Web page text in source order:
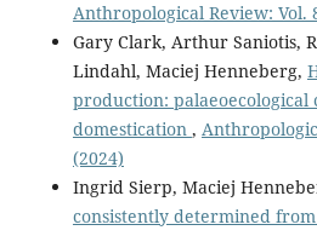
Anthropological Review: Vol.
Gary Clark, Arthur Saniotis,
Lindahl, Maciej Henneberg,
production: palaeoecological
domestication ,
(2024)
Ingrid Sierp, Maciej
consistently determined